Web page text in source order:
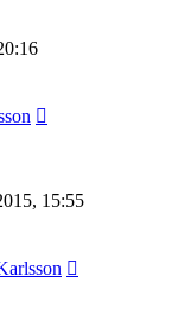
15:55